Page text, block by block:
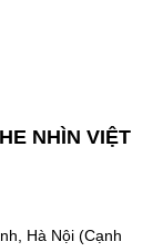
NHÌN VIỆT
Hà Nội (Cạnh